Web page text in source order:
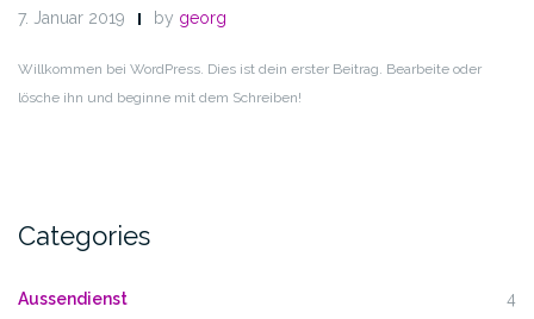
7. Januar 2019 by georg
Willkommen bei WordPress. Dies ist dein erster Beitrag. Bearbeite oder
lösche ihn und beginne mit dem Schreiben!
Categories
Aussendienst
4